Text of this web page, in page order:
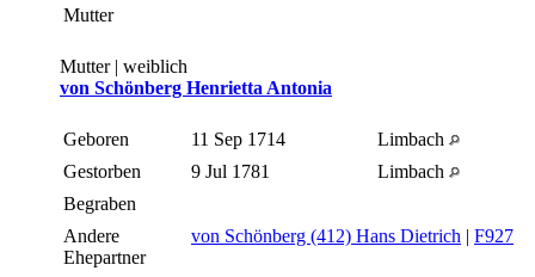
Mutter
Mutter | weiblich
von Schönberg Henrietta Antonia
Geboren 11 Sep 1714
Limbach
Gestorben
9 Jul 1781
Limbach
Begraben
Andere
Ehepartner
von Schönberg (412) Hans Dietrich | F927